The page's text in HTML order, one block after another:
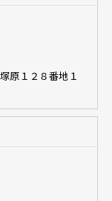
原１２８番地１